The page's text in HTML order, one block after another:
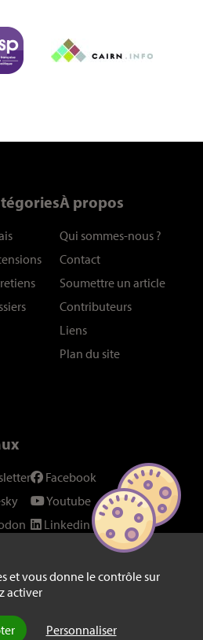
et vous donne le contrôle sur
activer
Personnaliser
À propos
Qui sommes-nous ?
Contact
Soumettre un article
Contributeurs
Liens
Plan du site
X
Facebook
Youtube
Linkedin
Fil RSS